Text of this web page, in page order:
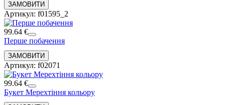
Артикул: f01595_2
99.64 €
Перше побачення
Артикул: f02071
99.64 €
Букет Мерехтіння кольору